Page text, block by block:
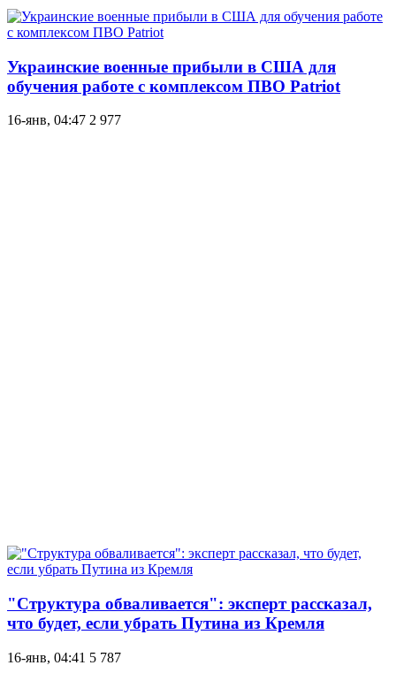
Украинские военные прибыли в США для
обучения работе с комплексом ПВО Patriot
16-янв, 04:47 2 977
"Структура обваливается": эксперт рассказал,
что будет, если убрать Путина из Кремля
16-янв, 04:41 5 787